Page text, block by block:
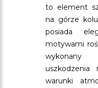
to element
na górze
posiada
motywami
uszkodzenia
warunki